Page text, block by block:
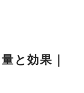
と効果｜